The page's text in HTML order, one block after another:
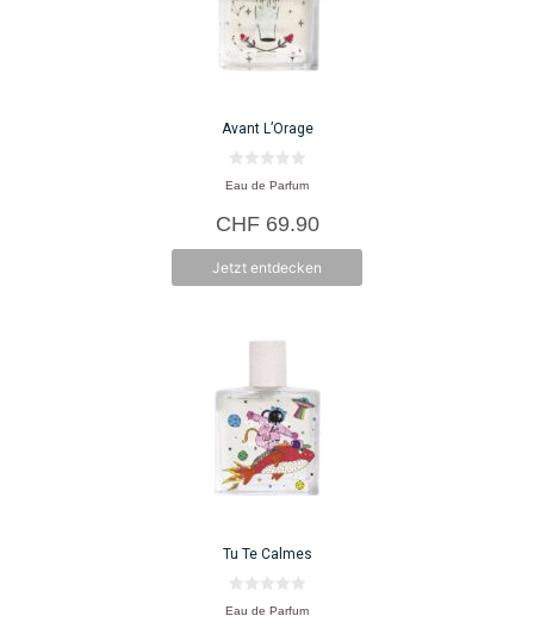
Avant L’Orage
0
v
n
5
Eau de Parfum
CHF69.90
Jetzt entdecken
Tu Te Calmes
0
v
Eau de Parfum